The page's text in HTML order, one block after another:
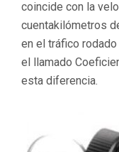
coincide con la
cuentakilómetros
en el tráfico
el llamado
esta diferencia.